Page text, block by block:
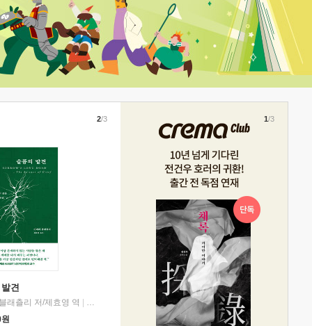
견
래츨리 저/제효영 역
디플롯
원
2/3 1/3